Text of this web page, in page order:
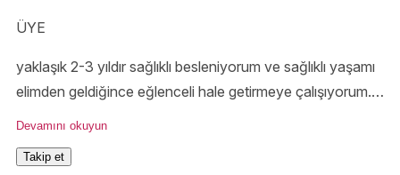
ÜYE
yaklaşık 2-3 yıldır sağlıklı besleniyorum ve sağlıklı yaşamı
elimden geldiğince eğlenceli hale getirmeye çalışıyorum.
O yüzden burada da sizlerle içerisinde beyaz un ve rafine
Devamını okuyun
Takip et